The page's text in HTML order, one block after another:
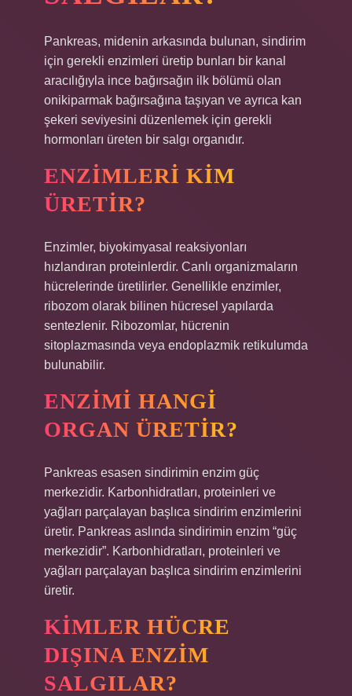
Pankreas, midenin arkasında bulunan, sindirim
için gerekli enzimleri üretip bunları bir kanal
aracılığıyla ince bağırsağın ilk bölümü olan
onikiparmak bağırsağına taşıyan ve ayrıca kan
şekeri seviyesini düzenlemek için gerekli
hormonları üreten bir salgı organıdır.
ENZIMLERI KIM
ÜRETIR?
Enzimler, biyokimyasal reaksiyonları
hızlandıran proteinlerdir. Canlı organizmaların
hücrelerinde üretilirler. Genellikle enzimler,
ribozom olarak bilinen hücresel yapılarda
sentezlenir. Ribozomlar, hücrenin
sitoplazmasında veya endoplazmik retikulumda
bulunabilir.
ENZIMI HANGI
ORGAN ÜRETIR?
Pankreas esasen sindirimin enzim güç
merkezidir. Karbonhidratları, proteinleri ve
yağları parçalayan başlıca sindirim enzimlerini
üretir. Pankreas aslında sindirimin enzim “güç
merkezidir”. Karbonhidratları, proteinleri ve
yağları parçalayan başlıca sindirim enzimlerini
üretir.
KIMLER HÜCRE
DIŞINA ENZIM
SALGILAR?